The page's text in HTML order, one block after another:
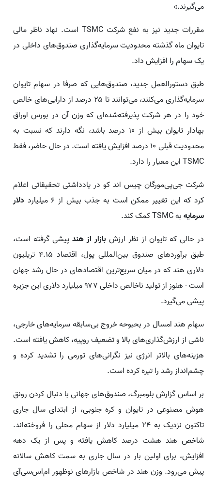
می‌گیرند.»
مقررات جدید نیز به نفع شرکت TSMC است. نهاد ناظر مالی
تایوان ماه گذشته محدودیت سرمایه‌گذاری صندوق‌های داخلی در
یک سهام را افزایش داد.
طبق دستورالعمل جدید، صندوق‌هایی که صرفا در سهام تایوان
سرمایه‌گذاری می‌کنند، می‌توانند تا ۲۵ درصد از دارایی‌های خالص
خود را در هر شرکت پذیرفته‌شده‌ای که وزن آن در بورس اوراق
بهادار تایوان بیش از ۱۰ درصد باشد، نگه دارند که نسبت به
محدودیت قبلی ۱۰ درصد افزایش یافته است. در حال حاضر، فقط
TSMC این معیار را دارد.
شرکت جی‌پی‌مورگان چیس اند کو در یادداشتی تحقیقاتی اعلام
کرد که این تغییر ممکن است به جذب بیش از ۶ میلیارد
دلار
سرمایهبه TSMC کمک کند.
در حالی که تایوان از نظر ارزش بازار از هند پیشی گرفته است،
طبق برآوردهای صندوق بین‌المللی پول، اقتصاد ۴.۱۵ تریلیون
دلاری هند که در میان سریع‌ترین اقتصادهای در حال رشد جهان
است - هنوز از تولید ناخالص داخلی ۹۷۷ میلیارد دلاری این جزیره
پیشی می‌گیرد.
سهام هند امسال در بحبوحه خروج بی‌سابقه سرمایه‌های خارجی،
ناشی از ارزش‌گذاری‌های بالا و تضعیف روپیه، کاهش یافته است.
هزینه‌های بالاتر انرژی نیز نگرانی‌های تورمی را تشدید کرده و
چشم‌انداز رشد را تیره کرده است.
بر اساس گزارش بلومبرگ، صندوق‌های جهانی با دنبال کردن رونق
هوش مصنوعی در تایوان و کره جنوبی، از ابتدای سال جاری
تاکنون نزدیک به ۲۴ میلیارد دلار از سهام محلی را فروخته‌اند.
شاخص هند هشت درصد کاهش یافته و پس از یک دهه
افزایش، برای اولین بار در سال جاری به سمت کاهش سالانه
پیش می‌رود. وزن هند در شاخص بازارهای نوظهور ام‌اس‌سی‌آی